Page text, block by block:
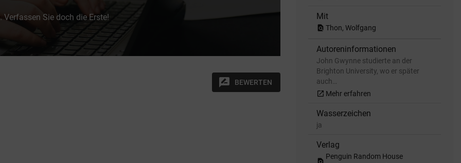
Verfassen Sie doch die Erste!
rate_review BEWERTEN
Mit
find_in_page Thon, Wolfgang
Autoreninformationen
John Gwynne studierte an der
Brighton University, wo er später
auch…
open_in_new Mehr erfahren
Wasserzeichen
ja
Verlag
Penguin Random House